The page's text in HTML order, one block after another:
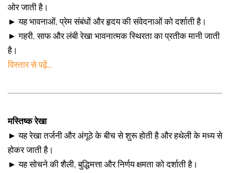
ओर जाती है।
► यह भावनाओं, प्रेम संबंधों और हृदय की संवेदनाओं को दर्शाती है।
► गहरी, साफ और लंबी रेखा भावनात्मक स्थिरता का प्रतीक मानी जाती
है।
विस्तार से पढ़ें…
मस्तिष्क रेखा
► यह रेखा तर्जनी और अंगूठे के बीच से शुरू होती है और हथेली के मध्य से
होकर जाती है।
► यह सोचने की शैली, बुद्धिमत्ता और निर्णय क्षमता को दर्शाती है।